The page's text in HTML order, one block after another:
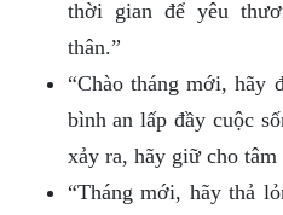
thời gian để yêu
thân.”
“Chào tháng mới, hãy
bình an lấp đầy cuộc
xảy ra, hãy giữ cho tâm
“Tháng mới, hãy thả